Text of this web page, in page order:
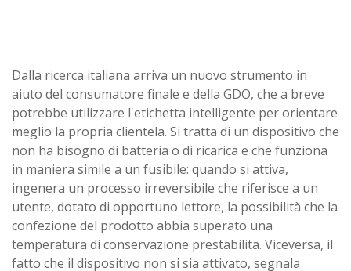
Dalla ricerca italiana arriva un nuovo strumento in
aiuto del consumatore finale e della GDO, che a breve
potrebbe utilizzare l'etichetta intelligente per orientare
meglio la propria clientela. Si tratta di un dispositivo che
non ha bisogno di batteria o di ricarica e che funziona
in maniera simile a un fusibile: quando si attiva,
ingenera un processo irreversibile che riferisce a un
utente, dotato di opportuno lettore, la possibilità che la
confezione del prodotto abbia superato una
temperatura di conservazione prestabilita. Viceversa, il
fatto che il dispositivo non si sia attivato, segnala